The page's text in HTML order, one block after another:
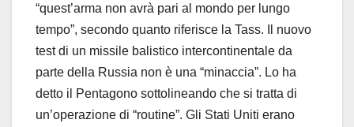
“quest’arma non avrà pari al mondo per lungo
tempo”, secondo quanto riferisce la Tass. Il nuovo
test di un missile balistico intercontinentale da
parte della Russia non è una “minaccia”. Lo ha
detto il Pentagono sottolineando che si tratta di
un’operazione di “routine”. Gli Stati Uniti erano